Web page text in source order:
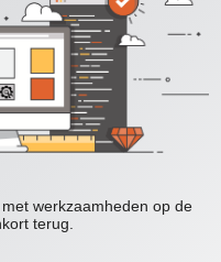
werkzaamheden op de
terug.